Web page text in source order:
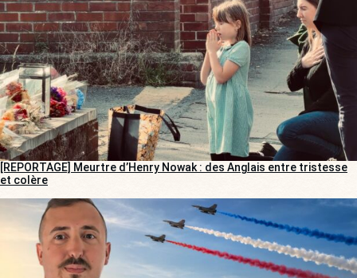
[REPORTAGE] Meurtre d’Henry Nowak : des Anglais entre tristesse
et colère